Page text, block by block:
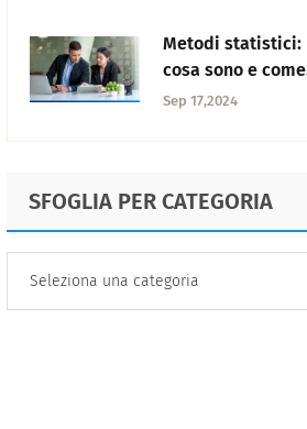
mercato
Metodi statistici:
cosa sono e come
elaborarli?
Sep 17,2024
SFOGLIA PER CATEGORIA
PER
CATEGORIA